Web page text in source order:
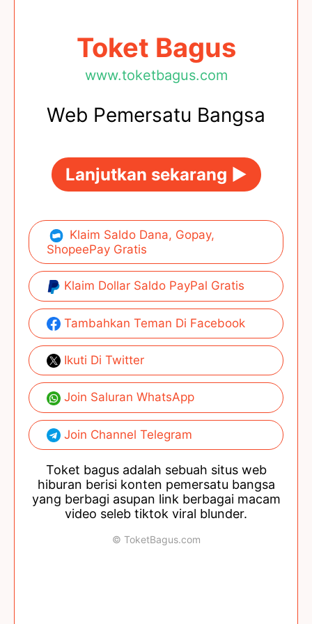
Toket Bagus
www.toketbagus.com
Web Pemersatu Bangsa
Lanjutkan sekarang ►
Klaim Saldo Dana, Gopay,
ShopeePay Gratis
Klaim Dollar Saldo PayPal Gratis
Tambahkan Teman Di Facebook
Ikuti Di Twitter
Join Saluran WhatsApp
Join Channel Telegram
Toket bagus adalah sebuah situs web
hiburan berisi konten pemersatu bangsa
yang berbagi asupan link berbagai macam
video seleb tiktok viral blunder.
© ToketBagus.com